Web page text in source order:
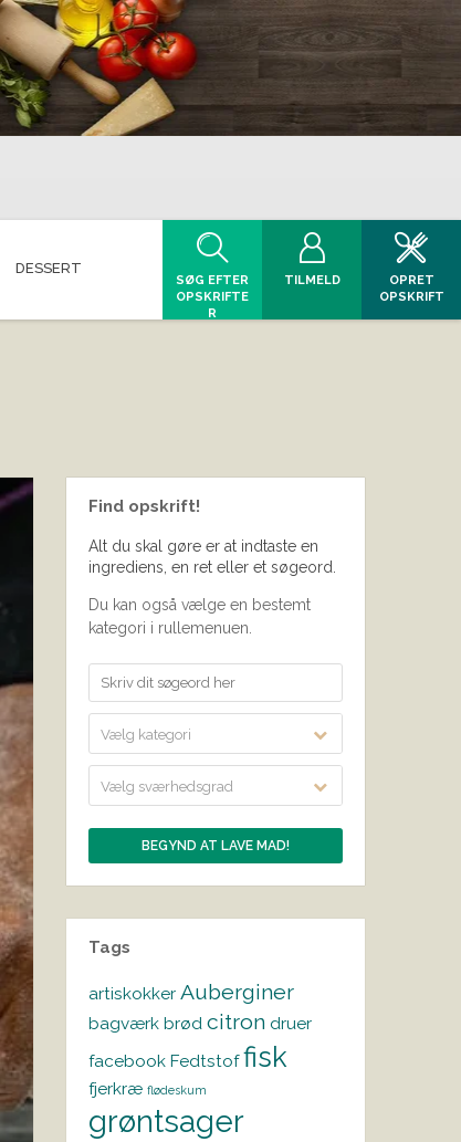
DESSERT
SØG EFTER
OPSKRIFTE
R
TILMELD
OPRET
OPSKRIFT
Find opskrift!
Alt du skal gøre er at indtaste en
ingrediens, en ret eller et søgeord.
Du kan også vælge en bestemt
kategori i rullemenuen.
Vælg kategori
Vælg sværhedsgrad
Tags
artiskokker Auberginer
bagværk brød citron druer
facebook Fedtstof fisk
fjerkræ flødeskum
grøntsager